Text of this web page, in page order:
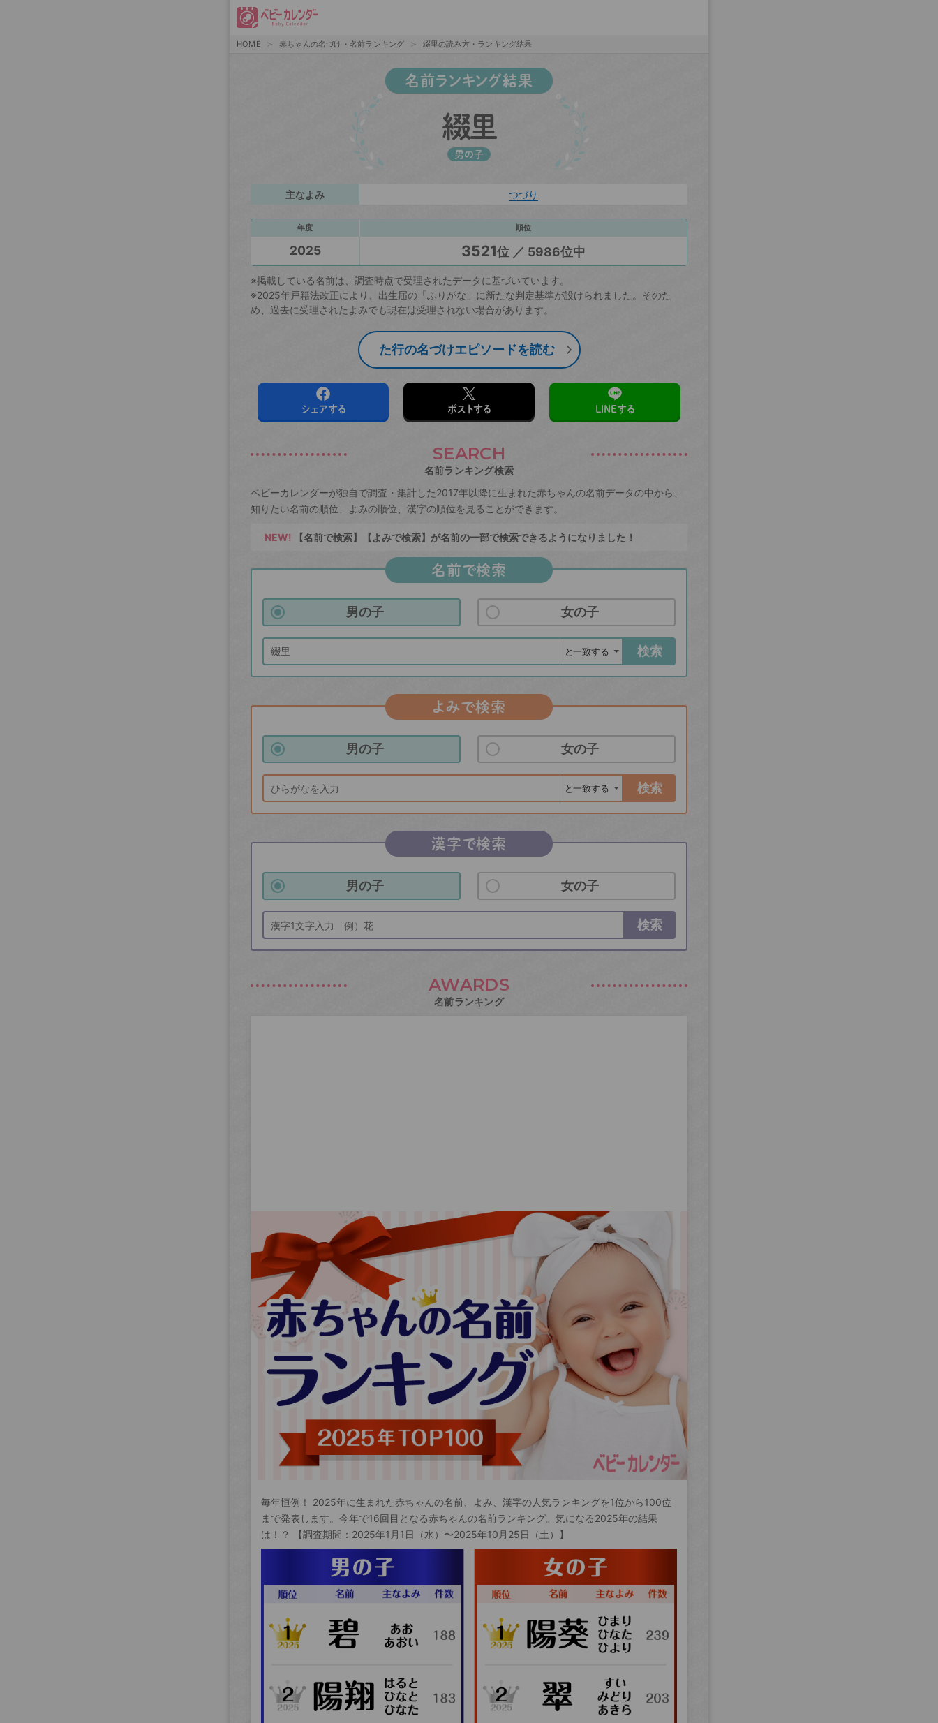
HOME 赤ちゃんの名づけ・名前ランキング 綴里の読み方・ランキング結果
名前ランキング結果
綴里
男の子
主なよみ つづり
年度 順位
2025 3521位 ／ 5986位中
※掲載している名前は、調査時点で受理されたデータに基づいています。
※2025年戸籍法改正により、出生届の「ふりがな」に新たな判定基準が設けられました。そのた
め、過去に受理されたよみでも現在は受理されない場合があります。
た行の名づけエピソードを読む
シェアする ポストする LINEする
SEARCH
名前ランキング検索
ベビーカレンダーが独自で調査・集計した2017年以降に生まれた赤ちゃんの名前データの中から、
知りたい名前の順位、よみの順位、漢字の順位を見ることができます。
NEW! 【名前で検索】【よみで検索】が名前の一部で検索できるようになりました！
名前で検索
男の子 女の子
検索
よみで検索
男の子 女の子
検索
漢字で検索
男の子 女の子
検索
AWARDS
名前ランキング
毎年恒例！ 2025年に生まれた赤ちゃんの名前、よみ、漢字の人気ランキングを1位から100位
まで発表します。今年で16回目となる赤ちゃんの名前ランキング。気になる2025年の結果
は！？ 【調査期間：2025年1月1日（水）〜2025年10月25日（土）】